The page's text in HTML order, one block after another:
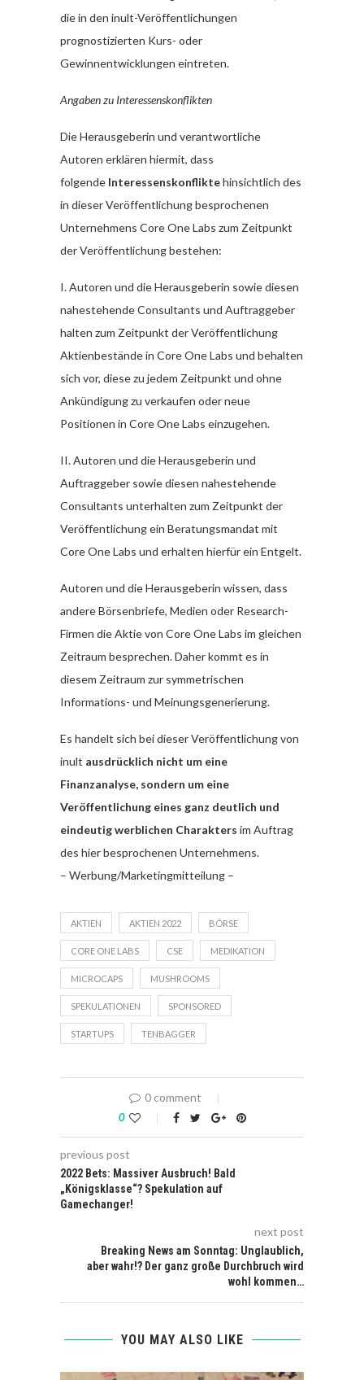
die in den inult-Veröffentlichungen
prognostizierten Kurs- oder
Gewinnentwicklungen eintreten.
Angaben zu Interessenskonflikten
Die Herausgeberin und verantwortliche
Autoren erklären hiermit, dass
folgende Interessenskonfliktehinsichtlich des
in dieser Veröffentlichung besprochenen
Unternehmens Core One Labs zum Zeitpunkt
der Veröffentlichung bestehen:
I. Autoren und die Herausgeberin sowie diesen
nahestehende Consultants und Auftraggeber
halten zum Zeitpunkt der Veröffentlichung
Aktienbestände in Core One Labs und behalten
sich vor, diese zu jedem Zeitpunkt und ohne
Ankündigung zu verkaufen oder neue
Positionen in Core One Labs einzugehen.
II. Autoren und die Herausgeberin und
Auftraggeber sowie diesen nahestehende
Consultants unterhalten zum Zeitpunkt der
Veröffentlichung ein Beratungsmandat mit
Core One Labs und erhalten hierfür ein Entgelt.
Autoren und die Herausgeberin wissen, dass
andere Börsenbriefe, Medien oder Research-
Firmen die Aktie von Core One Labs im gleichen
Zeitraum besprechen. Daher kommt es in
diesem Zeitraum zur symmetrischen
Informations- und Meinungsgenerierung.
Es handelt sich bei dieser Veröffentlichung von
inult ausdrücklich nicht um eine
Finanzanalyse, sondern um eine
Veröffentlichung eines ganz deutlich und
eindeutig werblichen Charakters im Auftrag
des hier besprochenen Unternehmens.
– Werbung/Marketingmitteilung –
AKTIEN AKTIEN 2022 BÖRSE
CORE ONE LABS CSE MEDIKATION
MICROCAPS MUSHROOMS
SPEKULATIONEN SPONSORED
STARTUPS TENBAGGER
0 comment
0
previous post
2022 Bets: Massiver Ausbruch! Bald
„Königsklasse“? Spekulation auf
Gamechanger!
next post
Breaking News am Sonntag: Unglaublich,
aber wahr!? Der ganz große Durchbruch wird
wohl kommen…
YOU MAY ALSO LIKE